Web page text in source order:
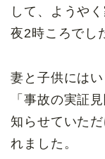
して、ようや
夜2時ころでし
妻と子供には
「事故の実証
知らせていた
れました。